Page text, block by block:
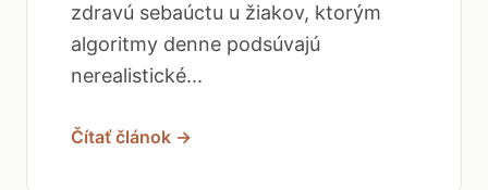
zdravú sebaúctu u žiakov, ktorým
algoritmy denne podsúvajú
nerealistické...
Čítať článok →